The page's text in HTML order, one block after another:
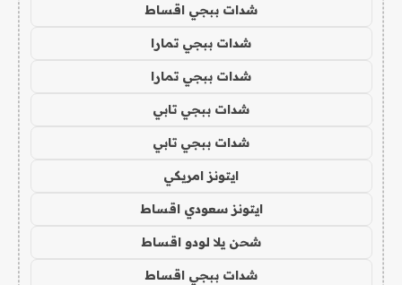
شدات ببجي اقساط
شدات ببجي تمارا
شدات ببجي تمارا
شدات ببجي تابي
شدات ببجي تابي
ايتونز امريكي
ايتونز سعودي اقساط
شحن يلا لودو اقساط
شدات ببجي اقساط